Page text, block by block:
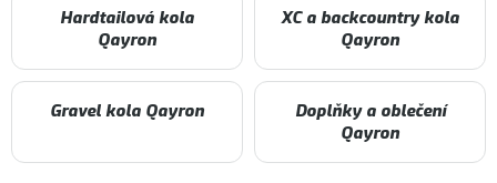
Hardtailová kola
Qayron
XC a backcountry kola
Qayron
Gravel kola Qayron
Doplňky a oblečení
Qayron